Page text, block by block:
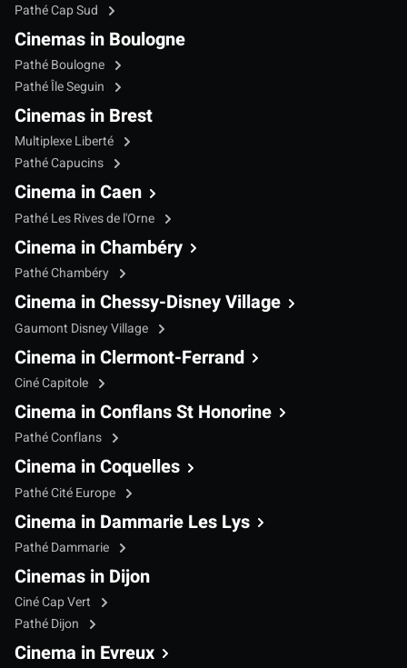
Pathé Cap Sud
Cinemas in Boulogne
Pathé Boulogne
Pathé Île Seguin
Cinemas in Brest
Multiplexe Liberté
Pathé Capucins
Cinema in Caen
Pathé Les Rives de l'Orne
Cinema in Chambéry
Pathé Chambéry
Cinema in Chessy-Disney Village
Gaumont Disney Village
Cinema in Clermont-Ferrand
Ciné Capitole
Cinema in Conflans St Honorine
Pathé Conflans
Cinema in Coquelles
Pathé Cité Europe
Cinema in Dammarie Les Lys
Pathé Dammarie
Cinemas in Dijon
Ciné Cap Vert
Pathé Dijon
Cinema in Evreux